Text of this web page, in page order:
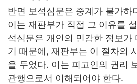
반면 보석심문은 중계가 불가하
이는 재판부가 직접 그 이유를
석심문은 개인의 민감한 정보가
기 때문에, 재판부는 이 절차의
을 두었다. 이는 피고인의 권리
관행으로서 이해되어야 한다.